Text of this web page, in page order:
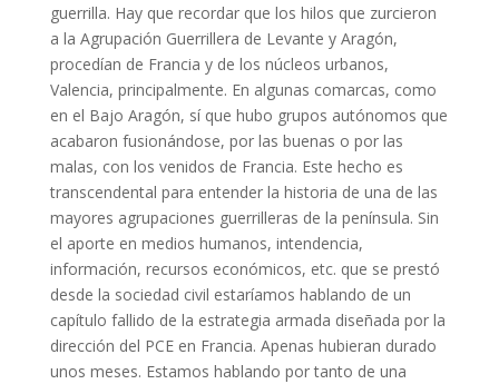
guerrilla. Hay que recordar que los hilos que zurcieron
a la Agrupación Guerrillera de Levante y Aragón,
procedían de Francia y de los núcleos urbanos,
Valencia, principalmente. En algunas comarcas, como
en el Bajo Aragón, sí que hubo grupos autónomos que
acabaron fusionándose, por las buenas o por las
malas, con los venidos de Francia. Este hecho es
transcendental para entender la historia de una de las
mayores agrupaciones guerrilleras de la península. Sin
el aporte en medios humanos, intendencia,
información, recursos económicos, etc. que se prestó
desde la sociedad civil estaríamos hablando de un
capítulo fallido de la estrategia armada diseñada por la
dirección del PCE en Francia. Apenas hubieran durado
unos meses. Estamos hablando por tanto de una